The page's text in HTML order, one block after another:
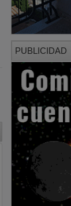
PUBLICIDAD